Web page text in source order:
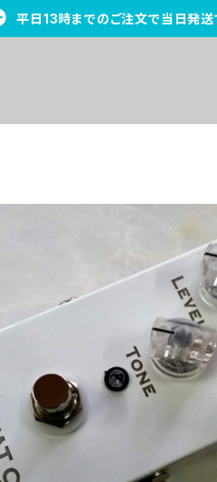
平日13時までのご注文で当日発送